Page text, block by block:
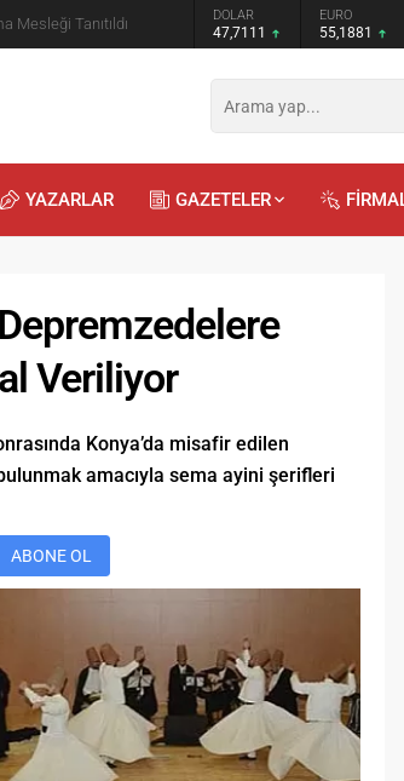
Mesleği TanıtıldıGRAM ALTIN
6.660,55
DOLAR
47,7111
EURO
55,1881
YAZARLAR GAZETELER
Veriliyor
Konya’da misafir edilen
amacıyla sema ayini şerifleri
ABONE OL
29.04.2026 - 12:23
hayati öneme sahip bir olgu
olarak tarih boyunca konu olmuş
temel bir insan işlevidir.
Öğrenme eğitim bilimcilerce
kişinin çevresi ile etkileşimi
sonucunda meydana gelen kalıcı